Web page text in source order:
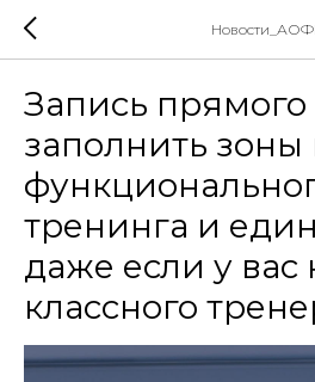
Запись
заполнить зоны
тренинга и
даже если у вас
классного